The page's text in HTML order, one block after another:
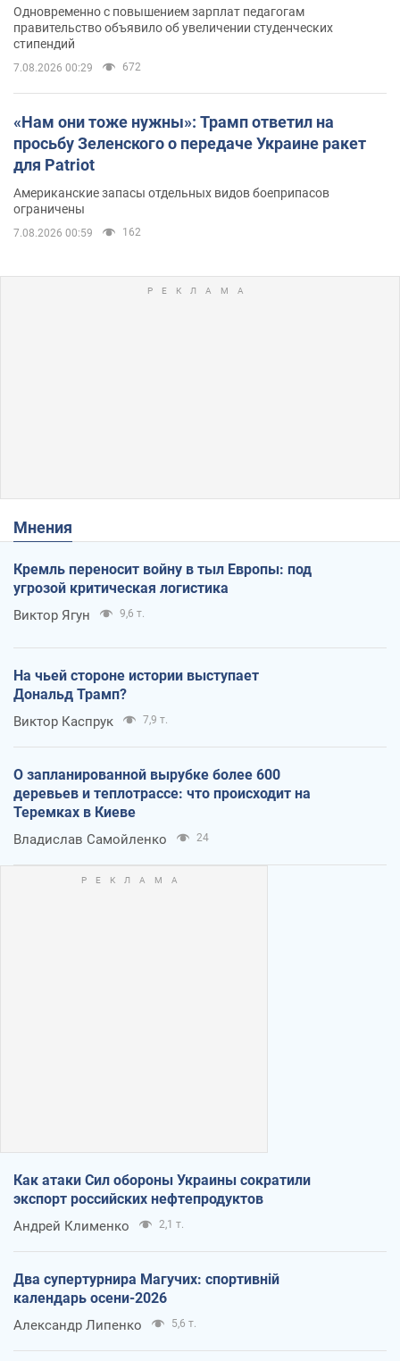
Одновременно с повышением зарплат педагогам
правительство объявило об увеличении студенческих
стипендий
7.08.2026 00:29 672
«Нам они тоже нужны»: Трамп ответил на
просьбу Зеленского о передаче Украине ракет
для Patriot
Американские запасы отдельных видов боеприпасов
ограничены
7.08.2026 00:59 162
Мнения
Кремль переносит войну в тыл Европы: под
угрозой критическая логистика
Виктор Ягун 9,6 т.
На чьей стороне истории выступает
Дональд Трамп?
Виктор Каспрук 7,9 т.
О запланированной вырубке более 600
деревьев и теплотрассе: что происходит на
Теремках в Киеве
Владислав Самойленко 24
Как атаки Сил обороны Украины сократили
экспорт российских нефтепродуктов
Андрей Клименко 2,1 т.
Два супертурнира Магучих: спортивній
календарь осени-2026
Александр Липенко 5,6 т.